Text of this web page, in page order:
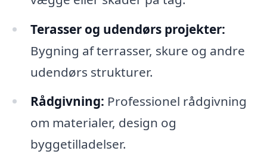
Terasser og udendørs projekter:
Bygning af terrasser, skure og andre
udendørs strukturer.
Rådgivning: Professionel rådgivning
om materialer, design og
byggetilladelser.